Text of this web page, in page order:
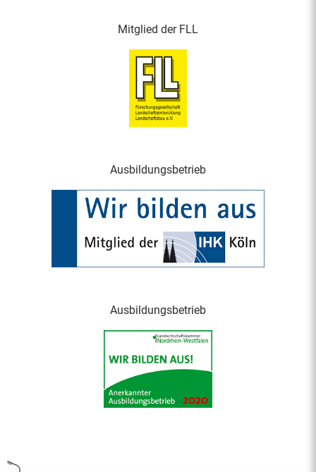
Mitglied der FLL
Ausbildungsbetrieb
Ausbildungsbetrieb